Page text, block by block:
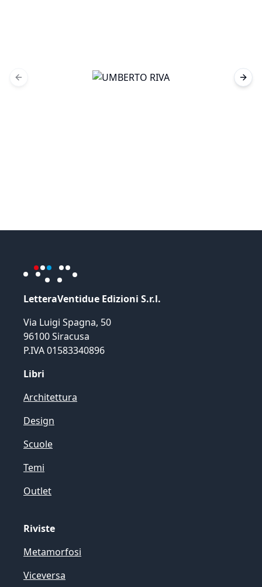
Previous slide
LetteraVentidue Edizioni S.r.l.
Via Luigi Spagna, 50
96100 Siracusa
P.IVA 01583340896
Libri
Architettura
Design
Scuole
Temi
Outlet
Riviste
Metamorfosi
Viceversa